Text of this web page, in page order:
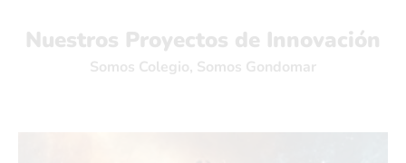
Nuestros Proyectos de Innovación
Somos Colegio, Somos Gondomar